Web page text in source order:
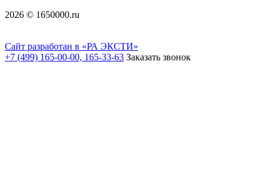
2026 © 1650000.ru
Сайт разработан в «РА ЭКСТИ»
+7 (499) 165-00-00, 165-33-63 Заказать звонок